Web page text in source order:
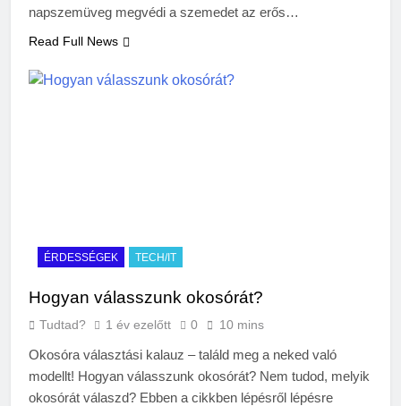
napszemüveg megvédi a szemedet az erős…
Read Full News
ÉRDESSÉGEK TECH/IT
Hogyan válasszunk okosórát?
Tudtad? 1 év ezelőtt 0 10 mins
Okosóra választási kalauz – találd meg a neked való
modellt! Hogyan válasszunk okosórát? Nem tudod, melyik
okosórát válaszd? Ebben a cikkben lépésről lépésre